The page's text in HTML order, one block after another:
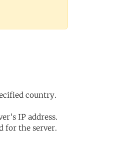
country.
IP address.
for the server.